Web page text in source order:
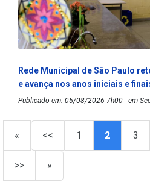
Rede Municipal de São Paulo
e avança nos anos iniciais e
Publicado em: 05/08/2026 7h00 - em
« << 1 2 3
>> »